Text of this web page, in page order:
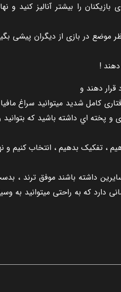
را بيشتر آناليز کنيد و
موضع در بازی از ديگران پيشی
!
دهند و
کامل شديد ميتوانيد سراغ مافيا
و پخته اي داشته باشيد که بتوانيد
تفکيک بدهيم ، انتخاب کنيم و
داشته باشند موفق ترند ،
دارد که به راحتی ميتوانيد به